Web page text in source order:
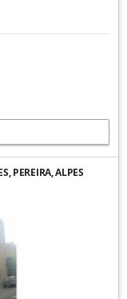
PEREIRA, ALPES